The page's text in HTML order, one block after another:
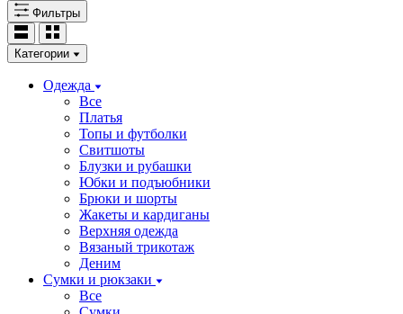
Фильтры
Категории
Одежда
Все
Платья
Топы и футболки
Свитшоты
Блузки и рубашки
Юбки и подъюбники
Брюки и шорты
Жакеты и кардиганы
Верхняя одежда
Вязаный трикотаж
Деним
Сумки и рюкзаки
Все